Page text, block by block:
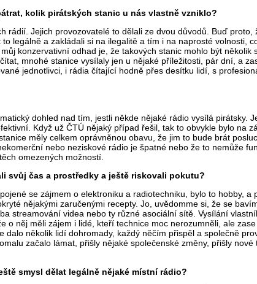
kolik pirátských stanic u nás vlastně vzniklo?
rádií. Jejich provozovatelé to dělali ze dvou důvodů. Buď
legálně a zakládali si na ilegalitě a tím i na naprosté volnosti,
konzervativní odhad je, že takových stanic mohlo být
mnohé stanice vysílaly jen u nějaké příležitosti, pár dní, a
jednotlivci, i rádia čítající hodně přes desítku lidí, s
dohled nad tím, jestli někde nějaké rádio vysílá pirátsky.
Když už ČTÚ nějaký případ řešil, tak to obvykle bylo na
měly celkem oprávněnou obavu, že jim to bude brát
nebo neziskové rádio je špatné nebo že to nemůže
omezených možností.
svůj čas a prostředky a ještě riskovali pokutu?
se zájmem o elektroniku a radiotechniku, bylo to hobby,
nějakými zaručenými recepty. Jo, uvědomme si, že se
streamování videa nebo ty různé asociální sítě. Vysílání
o něj měli zájem i lidé, kteří technice moc nerozumněli, ale
dalo několik lidí dohromady, každý něčím přispěl a společně
začalo lámat, přišly nějaké společenské změny, přišly
smysl dělat legálně nějaké místní rádio?